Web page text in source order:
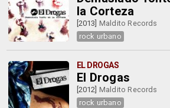
la Corteza
[2013] Maldito Records
rock urbano
EL DROGAS
El Drogas
[2012] Maldito Records
rock urbano